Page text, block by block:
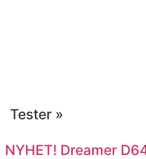
Tester »
NYHET! Dreamer